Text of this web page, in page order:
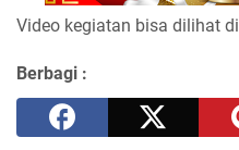
Video kegiatan bisa dilihat di
Berbagi :